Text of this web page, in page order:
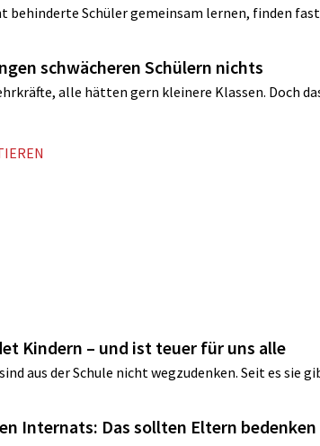
­behinderte Schüler gemeinsam lernen, finden
schwächeren Schülern nichts
alle hätten gern kleinere Klassen. Doch
Kindern – und ist teuer für uns alle
aus der Schule nicht wegzudenken. Seit es sie
Internats: Das sollten Eltern bedenken